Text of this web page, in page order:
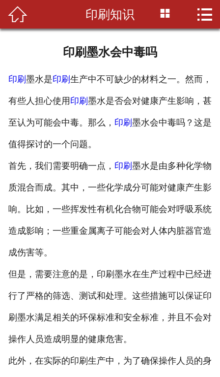
首页
联系我们
 印刷知识  
印刷墨水会中毒吗
印刷 墨水是印刷 生产中不可缺少的材料之一。然而，
有些人担心使用 印刷 墨水是否会对健康产生影响，甚
至认为可能会中毒。那么， 印刷 墨水会中毒吗？这是
值得探讨的一个问题。
首先，我们需要明确一点， 印刷 墨水是由多种化学物
质混合而成。其中，一些化学成分可能对健康产生影
响。比如，一些挥发性有机化合物可能会对呼吸系统
造成影响；一些重金属离子可能会对人体内脏器官造
成伤害等。
但是，需要注意的是，印刷墨水在生产过程中已经进
行了严格的筛选、测试和处理。这些措施可以保证印
刷墨水满足相关的环保标准和安全标准，并且不会对
操作人员造成明显的健康危害。
此外，在实际的印刷生产中，为了确保操作人员的身